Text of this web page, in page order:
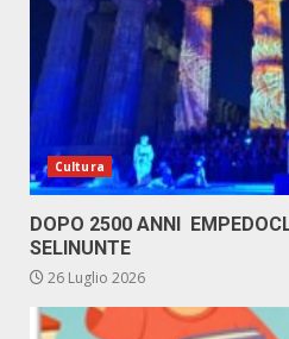
Cultura
DOPO 2500 ANNI
SELINUNTE
26 Luglio 2026